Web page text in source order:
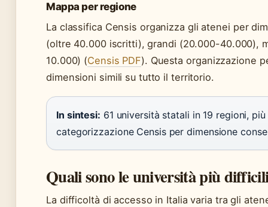
Mappa per regione
La classifica Censis organizza gli atenei per
(oltre 40.000 iscritti), grandi (20.000-40.000),
10.000) (Censis PDF). Questa organizzazione
dimensioni simili su tutto il territorio.
In sintesi: 61 università statali in 19 regioni,
categorizzazione Censis per dimensione
Quali sono le università più
La difficoltà di accesso in Italia varia tra gli